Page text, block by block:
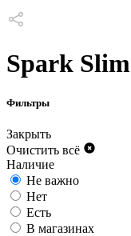
Spark Slim
Фильтры
Закрыть
Очистить всё
Наличие
Не важно
Нет
Есть
В магазинах